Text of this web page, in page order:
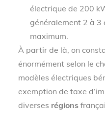
électrique de 200
généralement 2 à 3
maximum.
À partir de là, on
énormément selon le
modèles électriques
exemption de taxe
diverses régions